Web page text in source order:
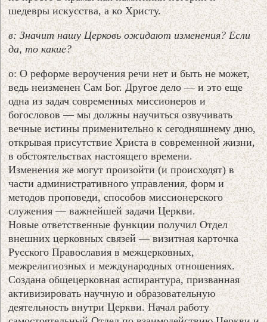
шедевры искусства, а ко Христу.
в: Значит нашу Церковь ожидают изменения? Если
да, то какие?
о: О реформе вероучения речи нет и быть не может,
ведь неизменен Сам Бог. Другое дело — и это еще
одна из задач современных миссионеров и
богословов — мы должны научиться озвучивать
вечные истины применительно к сегодняшнему дню,
открывая присутствие Христа в современной жизни,
в обстоятельствах настоящего времени.
Изменения же могут произойти (и происходят) в
части административного управления, форм и
методов проповеди, способов миссионерского
служения — важнейшей задачи Церкви.
Новые ответственные функции получил Отдел
внешних церковных связей — визитная карточка
Русского Православия в межцерковных,
межрелигиозных и международных отношениях.
Создана общецерковная аспирантура, призванная
активизировать научную и образовательную
деятельность внутри Церкви. Начал работу